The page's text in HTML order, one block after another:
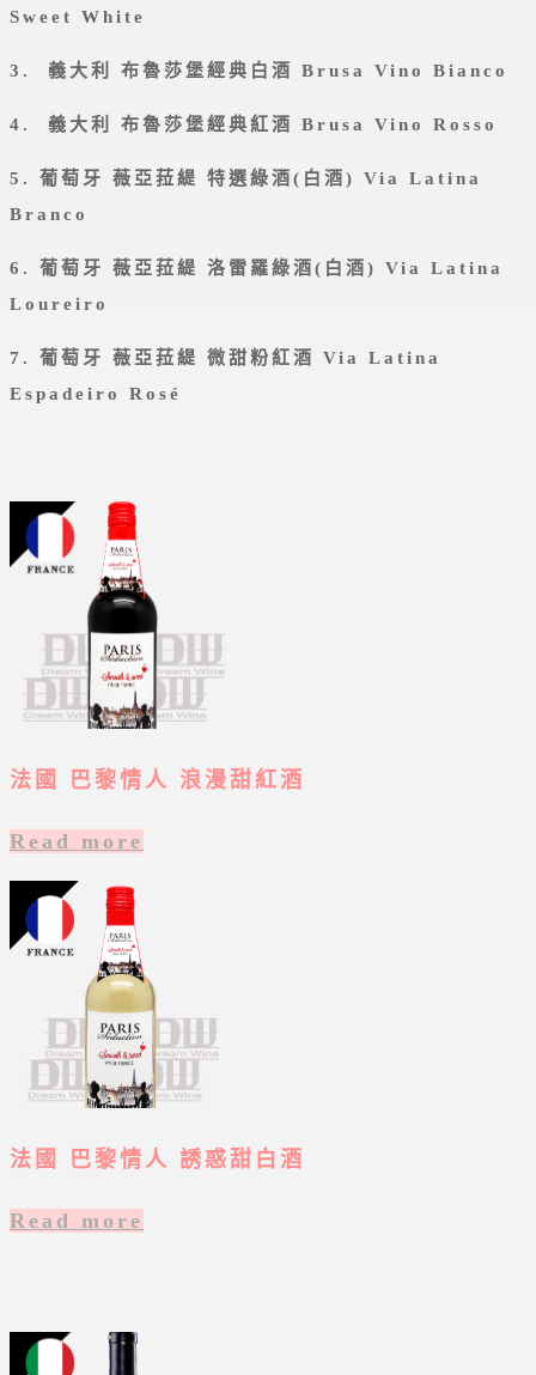
Sweet White
3. 義大利 布魯莎堡經典白酒 Brusa Vino Bianco
4. 義大利 布魯莎堡經典紅酒 Brusa Vino Rosso
5. 葡萄牙 薇亞菈緹 特選綠酒(白酒) Via Latina
Branco
6. 葡萄牙 薇亞菈緹 洛雷羅綠酒(白酒) Via Latina
Loureiro
7. 葡萄牙 薇亞菈緹 微甜粉紅酒 Via Latina
Espadeiro Rosé
法國 巴黎情人 浪漫甜紅酒
Read more
法國 巴黎情人 誘惑甜白酒
Read more